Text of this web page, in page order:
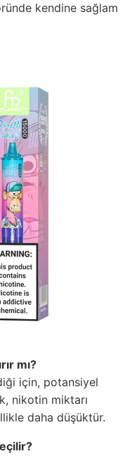
kendine sağlam
mı?
için, potansiyel
nikotin miktarı
daha düşüktür.